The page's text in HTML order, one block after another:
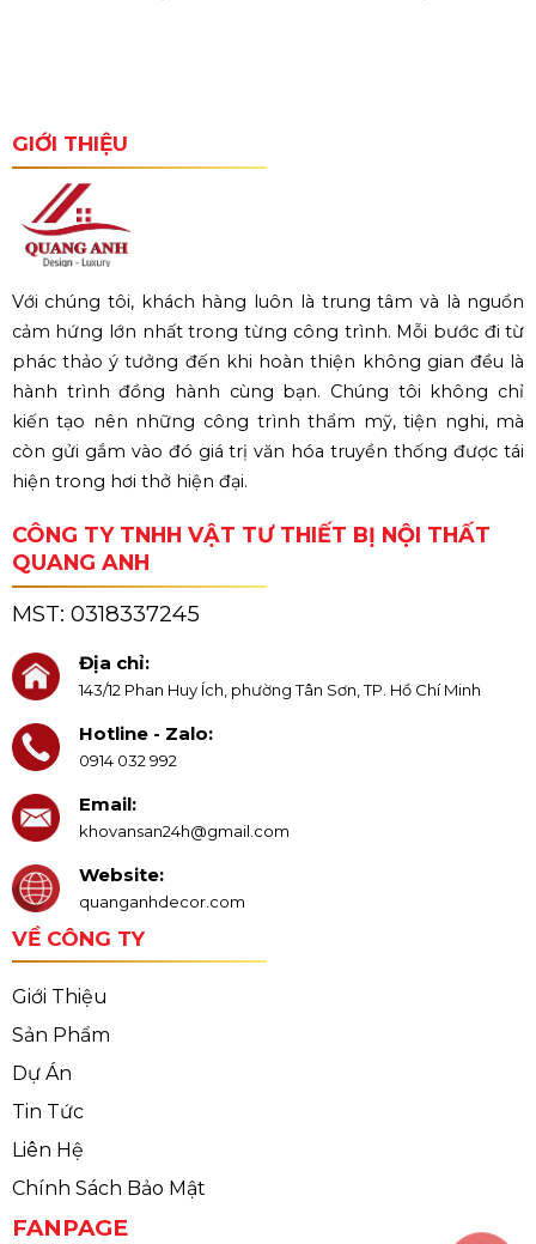
GIỚI THIỆU
Với chúng tôi, khách hàng luôn là trung tâm và là nguồn
cảm hứng lớn nhất trong từng công trình. Mỗi bước đi từ
phác thảo ý tưởng đến khi hoàn thiện không gian đều là
hành trình đồng hành cùng bạn. Chúng tôi không chỉ
kiến tạo nên những công trình thẩm mỹ, tiện nghi, mà
còn gửi gắm vào đó giá trị văn hóa truyền thống được tái
hiện trong hơi thở hiện đại.
CÔNG TY TNHH VẬT TƯ THIẾT BỊ NỘI THẤT
QUANG ANH
MST: 0318337245
Địa chỉ:
143/12 Phan Huy Ích, phường Tân Sơn, TP. Hồ Chí Minh
Hotline - Zalo:
0914 032 992
Email:
khovansan24h@gmail.com
Website:
quanganhdecor.com
VỀ CÔNG TY
Giới Thiệu
Sản Phẩm
Dự Án
Tin Tức
Liên Hệ
Chính Sách Bảo Mật
FANPAGE